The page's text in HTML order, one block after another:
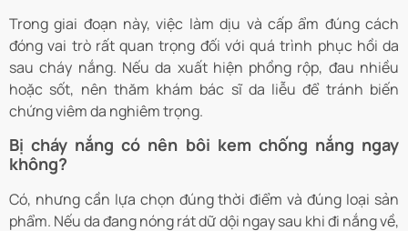
Trong giai đoạn này, việc làm dịu và cấp ẩm đúng cách
đóng vai trò rất quan trọng đối với quá trình phục hồi da
sau cháy nắng. Nếu da xuất hiện phồng rộp, đau nhiều
hoặc sốt, nên thăm khám bác sĩ da liễu để tránh biến
chứng viêm da nghiêm trọng.
Bị cháy nắng có nên bôi kem chống nắng ngay
không?
Có, nhưng cần lựa chọn đúng thời điểm và đúng loại sản
phẩm. Nếu da đang nóng rát dữ dội ngay sau khi đi nắng về,